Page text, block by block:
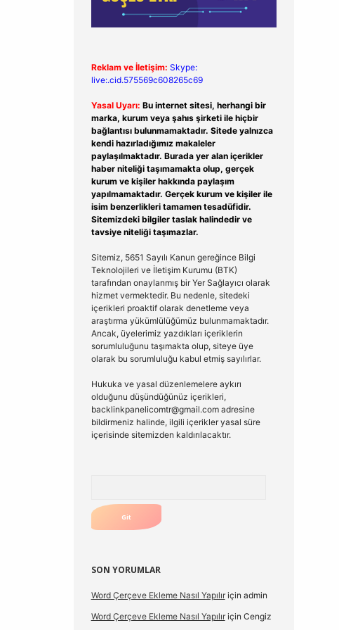
Reklam ve İletişim: Skype:
live:.cid.575569c608265c69
Yasal Uyarı: Bu internet sitesi, herhangi bir
marka, kurum veya şahıs şirketi ile hiçbir
bağlantısı bulunmamaktadır. Sitede yalnızca
kendi hazırladığımız makaleler
paylaşılmaktadır. Burada yer alan içerikler
haber niteliği taşımamakta olup, gerçek
kurum ve kişiler hakkında paylaşım
yapılmamaktadır. Gerçek kurum ve kişiler ile
isim benzerlikleri tamamen tesadüfidir.
Sitemizdeki bilgiler taslak halindedir ve
tavsiye niteliği taşımazlar.
Sitemiz, 5651 Sayılı Kanun gereğince Bilgi
Teknolojileri ve İletişim Kurumu (BTK)
tarafından onaylanmış bir Yer Sağlayıcı olarak
hizmet vermektedir. Bu nedenle, sitedeki
içerikleri proaktif olarak denetleme veya
araştırma yükümlülüğümüz bulunmamaktadır.
Ancak, üyelerimiz yazdıkları içeriklerin
sorumluluğunu taşımakta olup, siteye üye
olarak bu sorumluluğu kabul etmiş sayılırlar.
Hukuka ve yasal düzenlemelere aykırı
olduğunu düşündüğünüz içerikleri,
backlinkpanelicomtr@gmail.comadresine
bildirmeniz halinde, ilgili içerikler yasal süre
içerisinde sitemizden kaldırılacaktır.
SON YORUMLAR
Word Çerçeve Ekleme Nasıl Yapılıriçin admin
Word Çerçeve Ekleme Nasıl Yapılıriçin Cengiz